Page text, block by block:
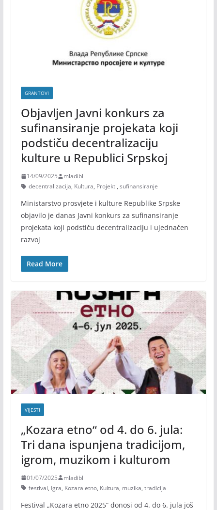
GRANTOVI
Objavljen Javni konkurs za
sufinansiranje projekata koji
podstiču decentralizaciju
kulture u Republici Srpskoj
14/09/2025
mladibl
decentralizacija, Kultura, Projekti, sufinansiranje
Ministarstvo prosvjete i kulture Republike Srpske
objavilo je danas Javni konkurs za sufinansiranje
projekata koji podstiču decentralizaciju i ujednačen
razvoj
Read More
VIJESTI
„Kozara etno“ od 4. do 6. jula:
Tri dana ispunjena tradicijom,
igrom, muzikom i kulturom
01/07/2025
mladibl
festival, Igra, Kozara etno, Kultura, muzika, tradicija
Festival „Kozara etno 2025“ donosi od 4. do 6. jula još